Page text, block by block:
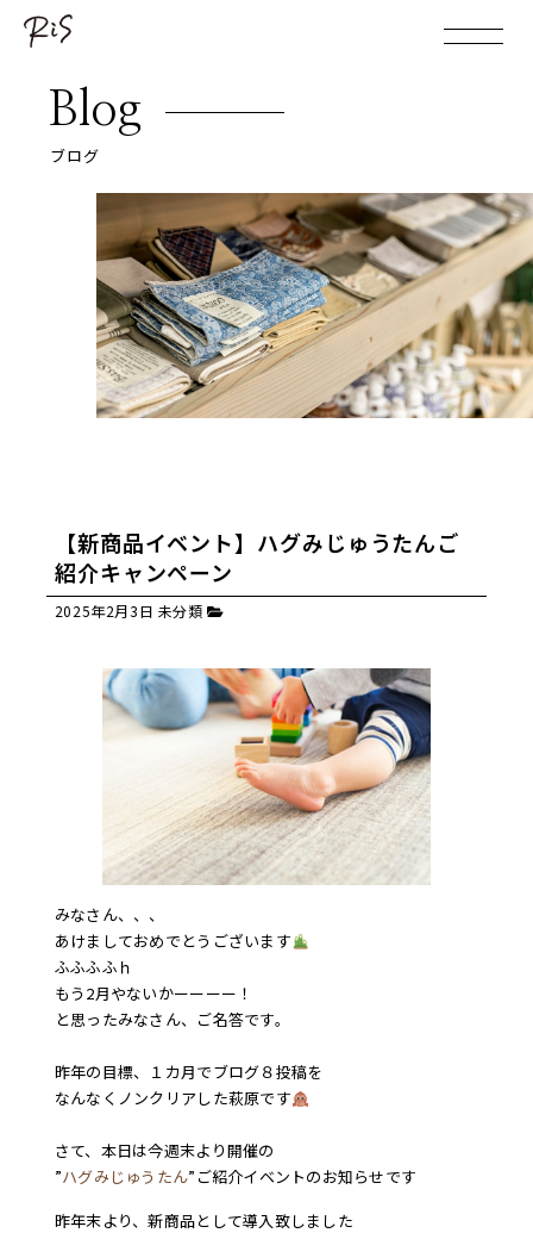
Blog
ブログ
【新商品イベント】ハグみじゅうたんご
紹介キャンペーン
2025年2月3日 未分類
みなさん、、、
あけましておめでとうございます
ふふふふｈ
もう2月やないかーーーー！
と思ったみなさん、ご名答です。
昨年の目標、１カ月でブログ８投稿を
なんなくノンクリアした萩原です
さて、本日は今週末より開催の
”ハグみじゅうたん”ご紹介イベントのお知らせです
昨年末より、新商品として導入致しました